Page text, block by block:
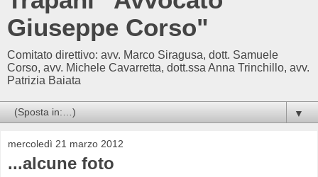
Giuseppe Corso"
Comitato direttivo: avv. Marco Siragusa, dott. Samuele
Corso, avv. Michele Cavarretta, dott.ssa Anna Trinchillo, avv.
Patrizia Baiata
▼
mercoledì 21 marzo 2012
...alcune foto